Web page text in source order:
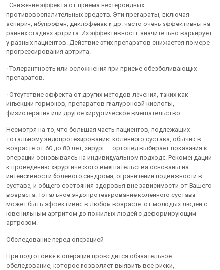
· Снижение эффекта от приема нестероидных
противовоспалительных средств. Эти препараты, включая
аспирин, ибупрофен, диклофенак и др. часто очень эффективны на
ранних стадиях артрита. Их эффективность значительно варьирует
у разных пациентов. Действие этих препаратов снижается по мере
прогрессирования артрита.
· Толерантность или осложнения при приеме обезболивающих
препаратов.
· Отсутствие эффекта от других методов лечения, таких как
инъекции гормонов, препаратов гиалуроновй кислоты,
физиотерапия или другое хирургическое вмешательство.
Несмотря на то, что большая часть пациентов, подлежащих
тотальному эндопротезированию коленного сустава, обычно в
возрасте от 60 до 80 лет, хирург — ортопед выбирает показания к
операции основываясь на индивидуальном подходе. Рекомендации
к проведению хирургического вмешательства основаны на
интенсивности болевого синдрома, ограничении подвижности в
суставе, и общего состояния здоровья вне зависимости от Вашего
возраста. Тотальное эндопротезирование коленного сустава
может быть эффективно в любом возрасте: от молодых людей с
ювенильным артритом до пожилых людей с деформирующим
артрозом.
Обследование перед операцией
При подготовке к операции проводится обязательное
обследование, которое позволяет выявить все риски,